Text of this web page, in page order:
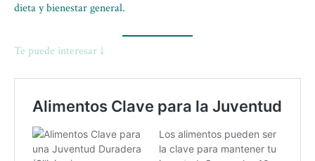
dieta y bienestar general.
Te puede interesar ↓